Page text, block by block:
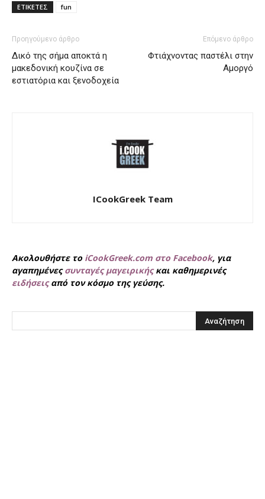
ΕΤΙΚΕΤΕΣ fun
Προηγούμενο άρθρο
Δικό της σήμα αποκτά η
μακεδονική κουζίνα σε
εστιατόρια και ξενοδοχεία
Επόμενο άρθρο
Φτιάχνοντας παστέλι στην
Αμοργό
ICookGreek Team
Ακολουθήστε το iCookGreek.com στο Facebook, για
αγαπημένεςσυνταγές μαγειρικήςκαι καθημερινές
ειδήσειςαπό τον κόσμο της γεύσης.